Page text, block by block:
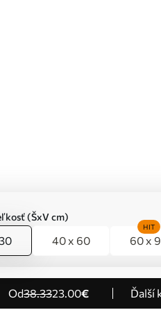
(ŠxV cm)
40 x 60 60 x
HIT
od38.3323.00€
Ďalší